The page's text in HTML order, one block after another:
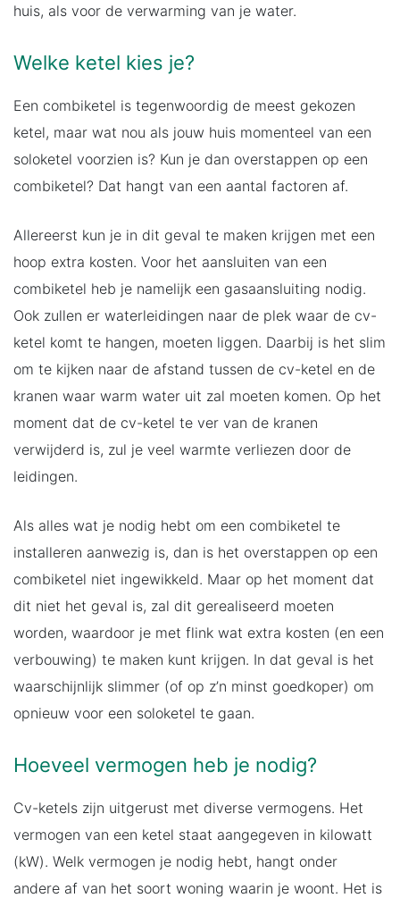
huis, als voor de verwarming van je water.
Welke ketel kies je?
Een combiketel is tegenwoordig de meest gekozen
ketel, maar wat nou als jouw huis momenteel van een
soloketel voorzien is? Kun je dan overstappen op een
combiketel? Dat hangt van een aantal factoren af.
Allereerst kun je in dit geval te maken krijgen met een
hoop extra kosten. Voor het aansluiten van een
combiketel heb je namelijk een gasaansluiting nodig.
Ook zullen er waterleidingen naar de plek waar de cv-
ketel komt te hangen, moeten liggen. Daarbij is het slim
om te kijken naar de afstand tussen de cv-ketel en de
kranen waar warm water uit zal moeten komen. Op het
moment dat de cv-ketel te ver van de kranen
verwijderd is, zul je veel warmte verliezen door de
leidingen.
Als alles wat je nodig hebt om een combiketel te
installeren aanwezig is, dan is het overstappen op een
combiketel niet ingewikkeld. Maar op het moment dat
dit niet het geval is, zal dit gerealiseerd moeten
worden, waardoor je met flink wat extra kosten (en een
verbouwing) te maken kunt krijgen. In dat geval is het
waarschijnlijk slimmer (of op z’n minst goedkoper) om
opnieuw voor een soloketel te gaan.
Hoeveel vermogen heb je nodig?
Cv-ketels zijn uitgerust met diverse vermogens. Het
vermogen van een ketel staat aangegeven in kilowatt
(kW). Welk vermogen je nodig hebt, hangt onder
andere af van het soort woning waarin je woont. Het is